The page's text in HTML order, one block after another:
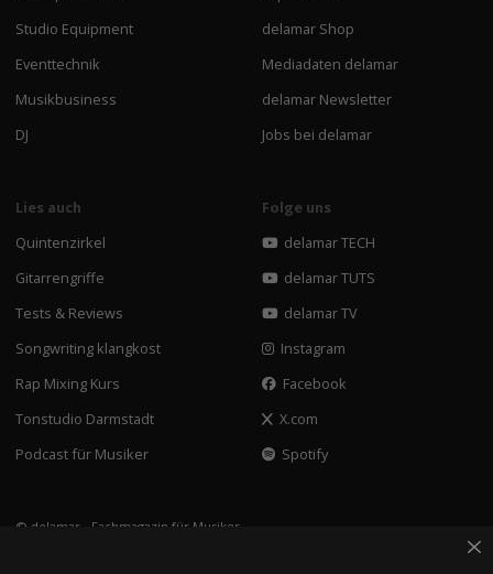
Studio Equipment
Eventtechnik
Musikbusiness
DJ
delamar Shop
Mediadaten delamar
delamar Newsletter
Jobs bei delamar
Lies auch
Quintenzirkel
Gitarrengriffe
Tests & Reviews
Songwriting klangkost
Rap Mixing Kurs
Tonstudio Darmstadt
Podcast für Musiker
Folge uns
delamar TECH
delamar TUTS
delamar TV
Instagram
Facebook
X.com
Spotify
© delamar - Fachmagazin für Musiker